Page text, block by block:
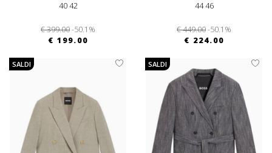
40 42
€ 399.00-50.1%
€ 199.00
44 46
€ 449.00-50.1%
€ 224.00
SALDI SALDI